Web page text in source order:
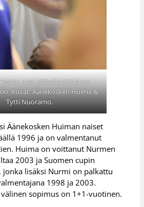
uusi päävalmentaja on
Kuvat: Äänekosken Huima &
Tytti Nuoramo.
Äänekosken Huiman naiset
1996 ja on valmentanut
Huima on voittanut Nurmen
2003 ja Suomen cupin
jonka lisäksi Nurmi on palkattu
1998 ja 2003.
sopimus on 1+1-vuotinen.